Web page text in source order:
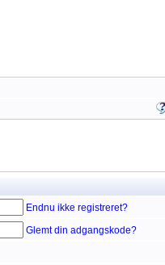
Endnu ikke registreret?
Glemt din adgangskode?